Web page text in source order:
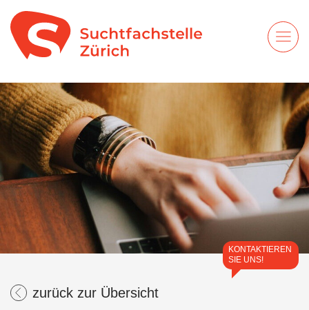
KONTAKTIEREN
SIE UNS!
zurück zur Übersicht